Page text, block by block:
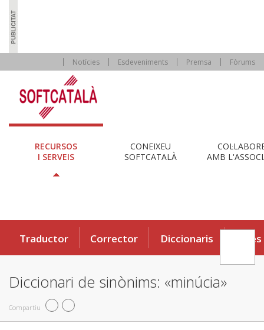
Notícies Esdeveniments Premsa Fòrums
RECURSOS
I SERVEIS
CONEIXEU
SOFTCATALÀ
AMB
Traductor Corrector Diccionaris Eines
Diccionari de sinònims: «minúcia»
Compartiu